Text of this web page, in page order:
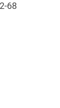
68